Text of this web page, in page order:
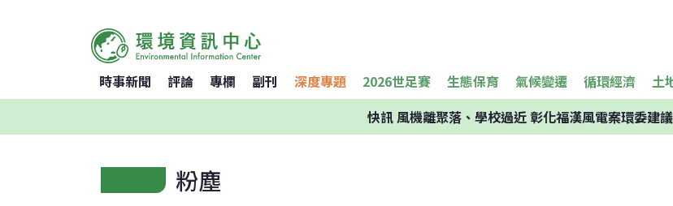
時事新聞 評論 專欄 副刊 深度專題 2026世足賽 生態保育 氣候變遷 循環經濟 土
快訊風機離聚落、學校過近 彰化福漢風電案環委建
粉塵